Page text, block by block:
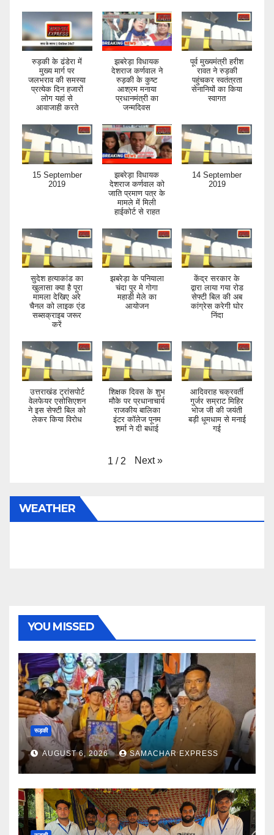
रुड़की के ढंडेरा में
मुख्य मार्ग पर
जलभराव की समस्या
प्रत्येक दिन हजारों
लोग यहां से
आवाजाही करते
झबरेड़ा विधायक
देशराज कर्णवाल ने
रुड़की के कुष्ट
आश्रम मनाया
प्रधानमंत्री का
जन्मदिवस
पूर्व मुख्यमंत्री हरीश
रावत ने रुड़की
पहुंचकर स्वतंत्रता
सेनानियों का किया
स्वागत
15 September
2019
झबरेड़ा विधायक
देशराज कर्णवाल को
जाति प्रमाण पत्र के
मामले में मिली
हाईकोर्ट से राहत
14 September
2019
सुदेश हत्याकांड का
खुलासा क्या है पूरा
मामला देखिए अरे
चैनल को लाइक एंड
सब्सक्राइब जरूर
करें
झबरेड़ा के पनियाला
चंदा पुर मे गोगा
महाडी मेले का
आयोजन
केंद्र सरकार के
द्वारा लाया गया रोड
सेफ्टी बिल की अब
कांग्रेस करेगी घोर
निंदा
उत्तराखंड ट्रांसपोर्ट
वेलफेयर एसोसिएशन
ने इस सेफ्टी बिल को
लेकर किया विरोध
शिक्षक दिवस के शुभ
मौके पर प्रधानाचार्य
राजकीय बालिका
इंटर कॉलेज पूनम
शर्मा ने दी बधाई
आदिवराह चक्रवर्ती
गुर्जर सम्राट मिहिर
भोज जी की जयंती
बड़ी धूमधाम से मनाई
गई
1 / 2 Next »
WEATHER
YOU MISSED
रूड़की
AUGUST 6, 2026 SAMACHAR EXPRESS